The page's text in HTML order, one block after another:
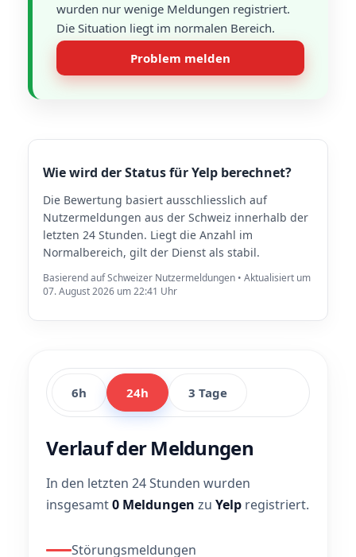
wurden nur wenige Meldungen registriert.
Die Situation liegt im normalen Bereich.
Problem melden
Wie wird der Status für Yelp berechnet?
Die Bewertung basiert ausschliesslich auf
Nutzermeldungen aus der Schweiz innerhalb der
letzten 24 Stunden. Liegt die Anzahl im
Normalbereich, gilt der Dienst als stabil.
Basierend auf Schweizer Nutzermeldungen • Aktualisiert um
07. August 2026 um 22:41 Uhr
6h 24h 3 Tage
Verlauf der Meldungen
In den letzten 24 Stunden wurden
insgesamt0 Meldungen zu Yelp registriert.
Störungsmeldungen